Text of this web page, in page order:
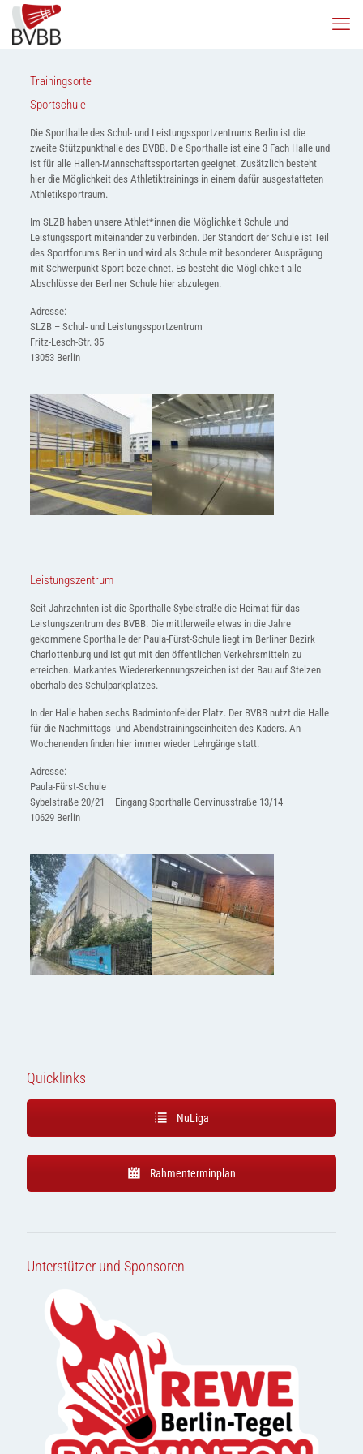
Trainingsorte
Sportschule
Die Sporthalle des Schul- und Leistungssportzentrums Berlin ist die
zweite Stützpunkthalle des BVBB. Die Sporthalle ist eine 3 Fach Halle und
ist für alle Hallen-Mannschaftssportarten geeignet. Zusätzlich besteht
hier die Möglichkeit des Athletiktrainings in einem dafür ausgestatteten
Athletiksportraum.
Im SLZB haben unsere Athlet*innen die Möglichkeit Schule und
Leistungssport miteinander zu verbinden. Der Standort der Schule ist Teil
des Sportforums Berlin und wird als Schule mit besonderer Ausprägung
mit Schwerpunkt Sport bezeichnet. Es besteht die Möglichkeit alle
Abschlüsse der Berliner Schule hier abzulegen.
Adresse:
SLZB – Schul- und Leistungssportzentrum
Fritz-Lesch-Str. 35
13053 Berlin
Leistungszentrum
Seit Jahrzehnten ist die Sporthalle Sybelstraße die Heimat für das
Leistungszentrum des BVBB. Die mittlerweile etwas in die Jahre
gekommene Sporthalle der Paula-Fürst-Schule liegt im Berliner Bezirk
Charlottenburg und ist gut mit den öffentlichen Verkehrsmitteln zu
erreichen. Markantes Wiedererkennungszeichen ist der Bau auf Stelzen
oberhalb des Schulparkplatzes.
In der Halle haben sechs Badmintonfelder Platz. Der BVBB nutzt die Halle
für die Nachmittags- und Abendstrainingseinheiten des Kaders. An
Wochenenden finden hier immer wieder Lehrgänge statt.
Adresse:
Paula-Fürst-Schule
Sybelstraße 20/21 – Eingang Sporthalle Gervinusstraße 13/14
10629 Berlin
Quicklinks
NuLiga
Rahmenterminplan
Unterstützer und Sponsoren